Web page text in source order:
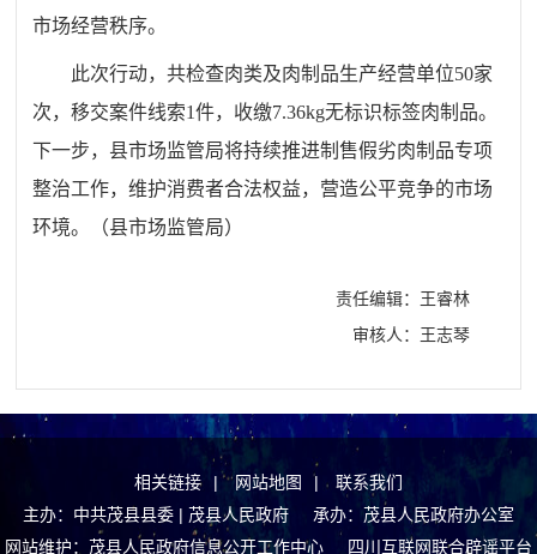
市场经营秩序。
此次行动，共检查肉类及肉制品生产经营单位50家
次，移交案件线索1件，收缴7.36kg无标识标签肉制品。
下一步， 县市场监管局将持续推进制售假劣肉制品专项
整治工作，维护消费者合法权益，营造公平竞争的市场
环境。 （县市场监管局）
责任编辑：王睿林
审核人：王志琴
相关链接 | 网站地图 |
联系我们
主办：中共茂县县委 | 茂县人民政府 承办：茂县人民政府办公室
网站维护：茂县人民政府信息公开工作中心
四川互联网联合辟谣平台